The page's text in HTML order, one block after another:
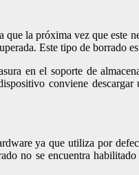
la próxima vez que este
Este tipo de borrado
en el soporte de
conviene
ya que utiliza por
no se encuentra